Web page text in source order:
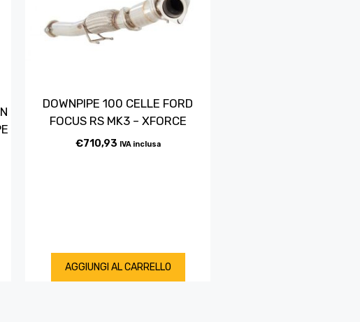
DOWNPIPE 100 CELLE FORD
FOCUS RS MK3 – XFORCE
€710,93 IVA inclusa
AGGIUNGI AL CARRELLO